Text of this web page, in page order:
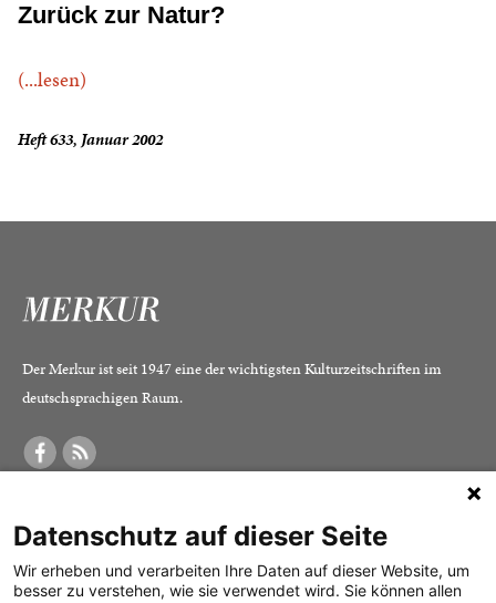
Zurück zur Natur?
(...lesen)
Heft 633, Januar 2002
Der Merkur ist seit 1947 eine der wichtigsten Kulturzeitschriften im
deutschsprachigen Raum.
Was ist der Merkur?
Herausgeber /
Alle Abos im Überblick
Print-Abo
Impressum
Datenschutz
Datenschutz auf dieser Seite
Wir erheben und verarbeiten Ihre Daten auf dieser Website, um
besser zu verstehen, wie sie verwendet wird. Sie können allen